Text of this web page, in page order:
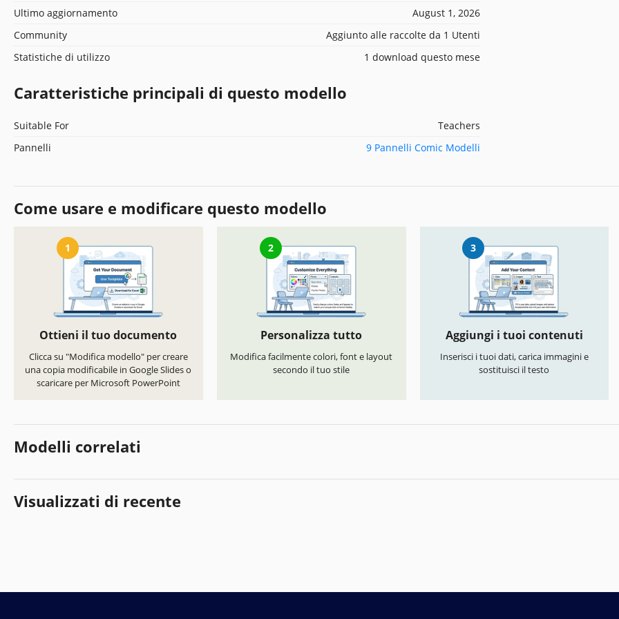
Ultimo aggiornamento
August 1, 2026
Community
Aggiunto alle raccolte da 1 Utenti
Statistiche di utilizzo
1 download questo mese
Caratteristiche principali di questo modello
Suitable For
Teachers
Pannelli
9 Pannelli Comic Modelli
Come usare e modificare questo modello
1
Ottieni il tuo documento
Clicca su "Modifica modello" per creare
una copia modificabile in Google Slides o
scaricare per Microsoft PowerPoint
2
Personalizza tutto
Modifica facilmente colori, font e layout
secondo il tuo stile
3
Aggiungi i tuoi contenuti
Inserisci i tuoi dati, carica immagini e
sostituisci il testo
Modelli correlati
Visualizzati di recente